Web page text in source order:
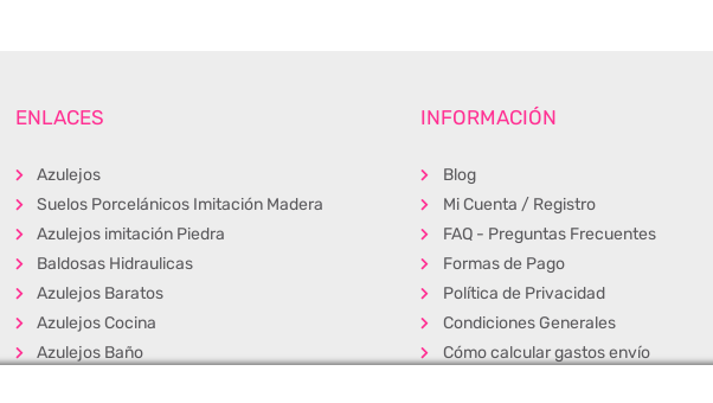
ENLACES
Azulejos
Suelos Porcelánicos Imitación Madera
Azulejos imitación Piedra
Baldosas Hidraulicas
Azulejos Baratos
Azulejos Cocina
Azulejos Baño
INFORMACIÓN
Blog
Mi Cuenta / Registro
FAQ - Preguntas Frecuentes
Formas de Pago
Política de Privacidad
Condiciones Generales
Cómo calcular gastos envío